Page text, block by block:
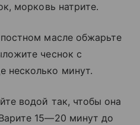
морковь натрите.
масле обжарьте
чеснок с
несколько минут.
водой так, чтобы она
15—20 минут до